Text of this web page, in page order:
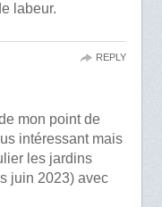
labeur.
mon point de
intéressant mais
les jardins
juin 2023) avec
REPLY